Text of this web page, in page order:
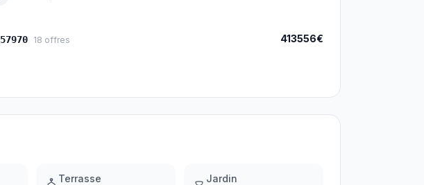
57970 18 offres 413556€
Terrasse Jardin